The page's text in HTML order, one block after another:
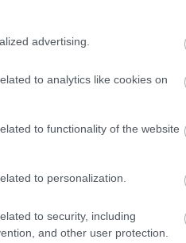
advertising.
to analytics like cookies on
to functionality of the website
to personalization.
to security, including
and other user protection.
δεκάδες μαξιλαράκια
σου να ανεβαίνουν στο
πάνω από τον κορμό σου.
ή προκαλούν
έχεις συχνά εξάρσεις,